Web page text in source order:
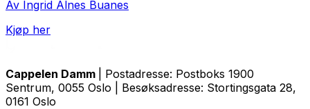
Av Ingrid Alnes Buanes
Kjøp her
Cappelen Damm
| Postadresse: Postboks 1900
Sentrum, 0055 Oslo | Besøksadresse: Stortingsgata 28,
0161 Oslo